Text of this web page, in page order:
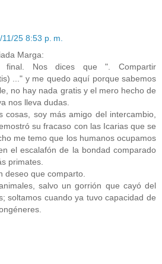
11/25 8:53 p. m.
Marga:
final. Nos dices que ". Compartir
..." y me quedo aquí porque sabemos
no hay nada gratis y el mero hecho de
nos lleva dudas.
cosas, soy más amigo del intercambio,
su fracaso con las Icarias que se
me temo que los humanos ocupamos
el escalafón de la bondad comparado
primates.
deseo que comparto.
salvo un gorrión que cayó del
soltamos cuando ya tuvo capacidad de